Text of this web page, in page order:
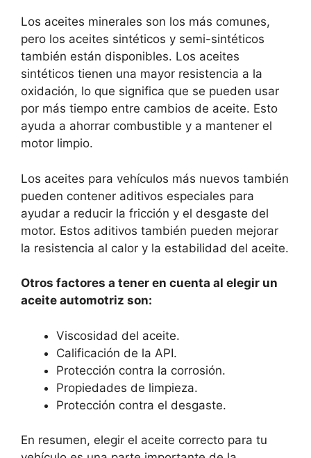
Los aceites minerales son los más comunes,
pero los aceites sintéticos y semi-sintéticos
también están disponibles. Los aceites
sintéticos tienen una mayor resistencia a la
oxidación, lo que significa que se pueden usar
por más tiempo entre cambios de aceite. Esto
ayuda a ahorrar combustible y a mantener el
motor limpio.
Los aceites para vehículos más nuevos también
pueden contener aditivos especiales para
ayudar a reducir la fricción y el desgaste del
motor. Estos aditivos también pueden mejorar
la resistencia al calor y la estabilidad del aceite.
Otros factores a tener en cuenta al elegir un
aceite automotriz son:
Viscosidad del aceite.
Calificación de la API.
Protección contra la corrosión.
Propiedades de limpieza.
Protección contra el desgaste.
En resumen, elegir el aceite correcto para tu